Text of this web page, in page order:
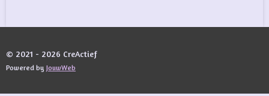
© 2021 - 2026 CreActief
Powered by JouwWeb